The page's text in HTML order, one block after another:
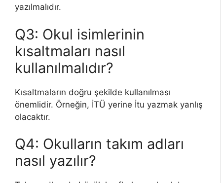
yazılmalıdır.
Q3: Okul isimlerinin
kısaltmaları nasıl
kullanılmalıdır?
Kısaltmaların doğru şekilde kullanılması
önemlidir. Örneğin, İTÜ yerine İtu yazmak yanlış
olacaktır.
Q4: Okulların takım adları
nasıl yazılır?